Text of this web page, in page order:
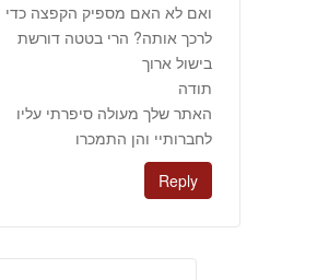
ואם לא האם מספיק הקפצה כדי
לרכך אותה? הרי בטטה דורשת
בישול ארוך
תודה
האתר שלך מעולה סיפרתי עליו
לחברותיי והן התמכרו
Reply